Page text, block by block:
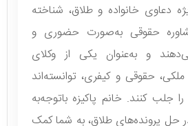
دعاوی خانواده و طلاق، شناخته
حقوقی به‌صورت حضوری و
و به‌عنوان یکی از وکلای
حقوقی و کیفری، توانسته‌اند
جلب کنند. خانم پاکیزه باتوجه‌به
حل پرونده‌های طلاق، به شما کمک